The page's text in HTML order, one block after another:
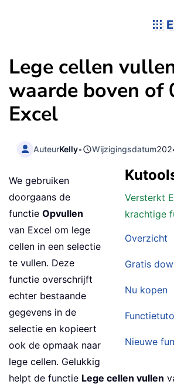
Lege cellen
waarde boven of
Excel
AuteurKelly• Wijzigingsdatum
Versterkt
krachtige
Overzicht
Gratis
Nu kopen
Nieuwe
We gebruiken
doorgaans de
functie Opvullen
van Excel om lege
cellen in een selectie
te vullen. Deze
functie overschrijft
echter bestaande
gegevens in de
selectie en kopieert
ook de opmaak naar
lege cellen. Gelukkig
helpt de functie Lege cellen vullen